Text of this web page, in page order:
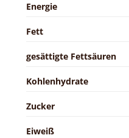
Energie
Fett
gesättigte Fettsäuren
Kohlenhydrate
Zucker
Eiweiß